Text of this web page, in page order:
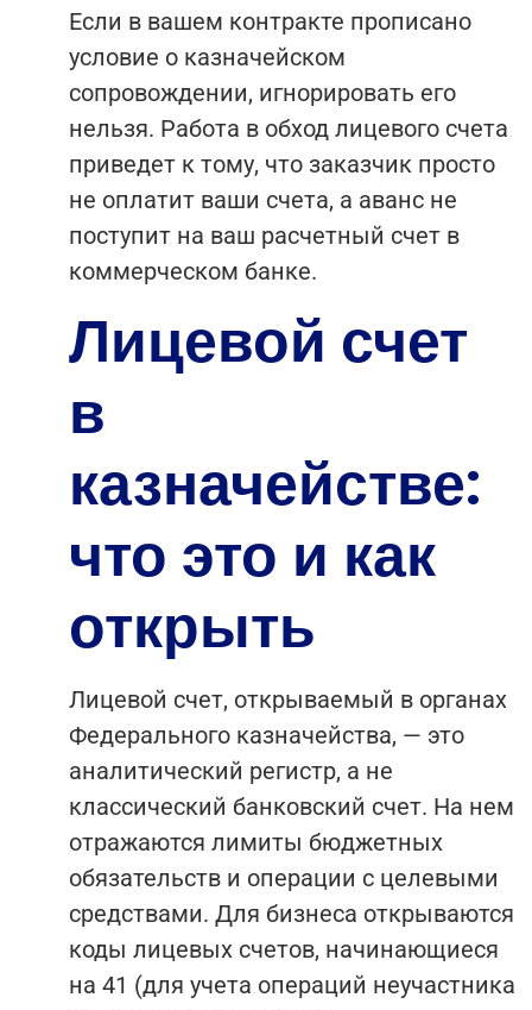
Если в вашем контракте прописано
условие о казначейском
сопровождении, игнорировать его
нельзя. Работа в обход лицевого счета
приведет к тому, что заказчик просто
не оплатит ваши счета, а аванс не
поступит на ваш расчетный счет в
коммерческом банке.
Лицевой счет
в
казначействе:
что это и как
открыть
Лицевой счет, открываемый в органах
Федерального казначейства, — это
аналитический регистр, а не
классический банковский счет. На нем
отражаются лимиты бюджетных
обязательств и операции с целевыми
средствами. Для бизнеса открываются
коды лицевых счетов, начинающиеся
на 41 (для учета операций неучастника